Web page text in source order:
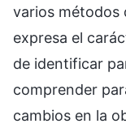
varios métodos
expresa el
de identificar
comprender
cambios en la